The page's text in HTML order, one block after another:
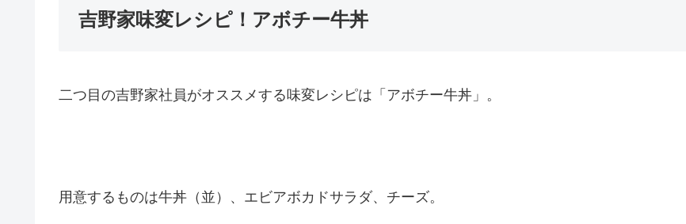
吉野家味変レシピ！アボチー牛丼
二つ目の吉野家社員がオススメする味変レシピは「アボチー牛丼」。
用意するものは牛丼（並）、エビアボカドサラダ、チーズ。